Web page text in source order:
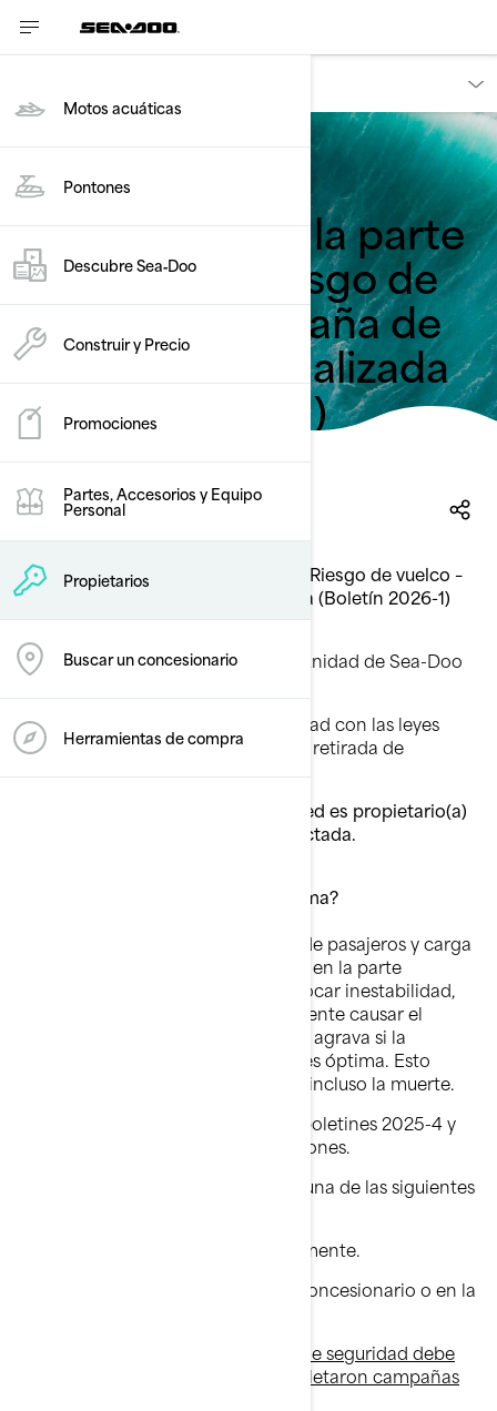
Motos acuáticas
Pontones
Descubre Sea‑Doo
Construir y Precio
Promociones
Partes, Accesorios y Equipo
Personal
Propietarios
Buscar un concesionario
Herramientas de compra
Volver a retiros de seguridad
Sobrecarga en la parte
delantera – Riesgo de
vuelco – Campaña de
seguridad actualizada
(Boletín 2026-1)
17/10/2025
Sobrecarga en la parte delantera – Riesgo de vuelco –
Campaña de seguridad actualizada (Boletín 2026-1)
Estimado(a) propietario(a) de una unidad de Sea-Doo
Switch,
Se le envía este aviso de conformidad con las leyes
aplicables. BRP está realizando una retirada de
seguridad
Nuestros registros indican que usted es propietario(a)
de una unidad potencialmente afectada.
¿En qué consiste el posible problema?
Una distribución inadecuada de pasajeros y carga
puede concentrar demasiado peso en la parte
delantera de la embarcación, provocar inestabilidad,
hundimiento de la proa y posiblemente causar el
vuelco de la unidad. La situación se agrava si la
evacuación del agua del casco no es óptima. Esto
podría ocasionar lesiones graves o incluso la muerte.
● Esta campaña reemplaza los boletines 2025-4 y
2025-10, e incluye otras embarcaciones.
● Su embarcación pertenece a una de las siguientes
○ No fue reparada previamente.
○ Ya fue reparada por el concesionario o en la
En todos los casos, esta campaña de seguridad debe
realizarse sin considerar si se completaron campañas